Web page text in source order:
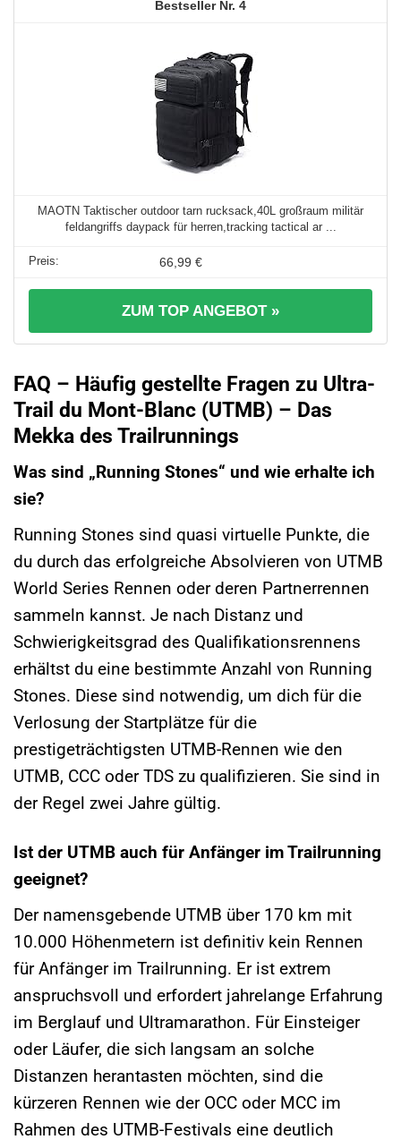
4
MAOTN Taktischer outdoor tarn rucksack,40L großraum militär
feldangriffs daypack für herren,tracking tactical ar ...
66,99 €
ZUM TOP ANGEBOT »
FAQ – Häufig gestellte Fragen zu Ultra-
Trail du Mont-Blanc (UTMB) – Das
Mekka des Trailrunnings
Was sind „Running Stones“ und wie erhalte ich
sie?
Running Stones sind quasi virtuelle Punkte, die
du durch das erfolgreiche Absolvieren von UTMB
World Series Rennen oder deren Partnerrennen
sammeln kannst. Je nach Distanz und
Schwierigkeitsgrad des Qualifikationsrennens
erhältst du eine bestimmte Anzahl von Running
Stones. Diese sind notwendig, um dich für die
Verlosung der Startplätze für die
prestigeträchtigsten UTMB-Rennen wie den
UTMB, CCC oder TDS zu qualifizieren. Sie sind in
der Regel zwei Jahre gültig.
Ist der UTMB auch für Anfänger im Trailrunning
geeignet?
Der namensgebende UTMB über 170 km mit
10.000 Höhenmetern ist definitiv kein Rennen
für Anfänger im Trailrunning. Er ist extrem
anspruchsvoll und erfordert jahrelange Erfahrung
im Berglauf und Ultramarathon. Für Einsteiger
oder Läufer, die sich langsam an solche
Distanzen herantasten möchten, sind die
kürzeren Rennen wie der OCC oder MCC im
Rahmen des UTMB-Festivals eine deutlich